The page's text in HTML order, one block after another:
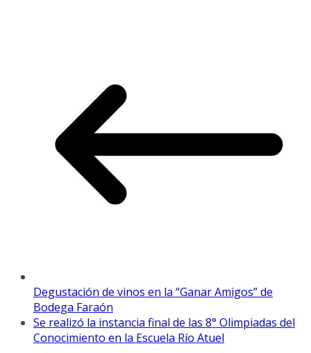
Degustación de vinos en la “Ganar Amigos” de
Bodega Faraón
Se realizó la instancia final de las 8° Olimpiadas del
Conocimiento en la Escuela Río Atuel